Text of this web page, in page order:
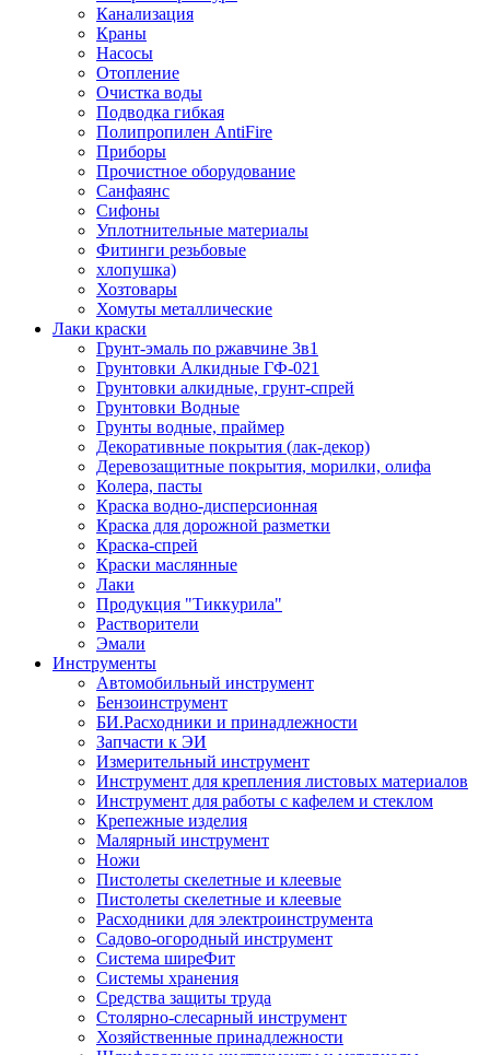
Канализация
Краны
Насосы
Отопление
Очистка воды
Подводка гибкая
Полипропилен AntiFire
Приборы
Прочистное оборудование
Санфаянс
Сифоны
Уплотнительные материалы
Фитинги резьбовые
хлопушка)
Хозтовары
Хомуты металлические
Лаки краски
Грунт-эмаль по ржавчине 3в1
Грунтовки Алкидные ГФ-021
Грунтовки алкидные, грунт-спрей
Грунтовки Водные
Грунты водные, праймер
Декоративные покрытия (лак-декор)
Деревозащитные покрытия, морилки, олифа
Колера, пасты
Краска водно-дисперсионная
Краска для дорожной разметки
Краска-спрей
Краски маслянные
Лаки
Продукция "Тиккурила"
Растворители
Эмали
Инструменты
Автомобильный инструмент
Бензоинструмент
БИ.Расходники и принадлежности
Запчасти к ЭИ
Измерительный инструмент
Инструмент для крепления листовых материалов
Инструмент для работы с кафелем и стеклом
Крепежные изделия
Малярный инструмент
Ножи
Пистолеты скелетные и клеевые
Пистолеты скелетные и клеевые
Расходники для электроинструмента
Садово-огородный инструмент
Система ширеФит
Системы хранения
Средства защиты труда
Столярно-слесарный инструмент
Хозяйственные принадлежности